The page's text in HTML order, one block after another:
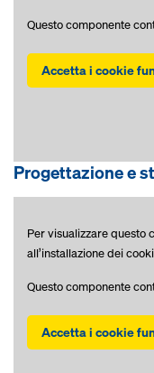
Questo componente
Accetta i cookie
Progettazione e
Per visualizzare questo
all’installazione dei
Questo componente
Accetta i cookie